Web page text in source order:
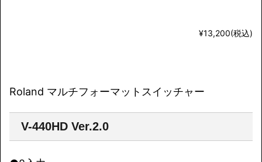
¥13,200(税込)
Roland マルチフォーマットスイッチャー
V-440HD Ver.2.0